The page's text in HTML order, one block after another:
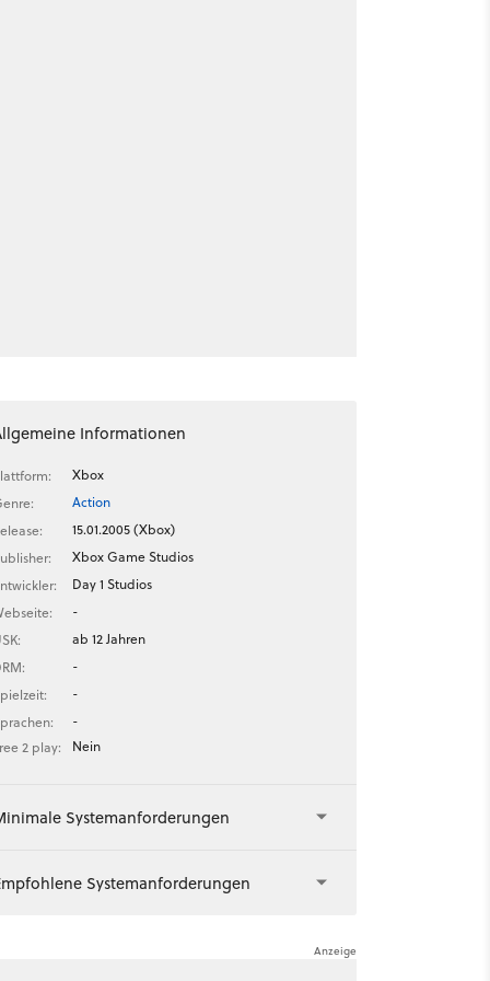
Informationen
Xbox
Action
15.01.2005 (Xbox)
Xbox Game Studios
Day 1 Studios
-
ab 12 Jahren
-
-
-
2 play:
Nein
Systemanforderungen
Systemanforderungen